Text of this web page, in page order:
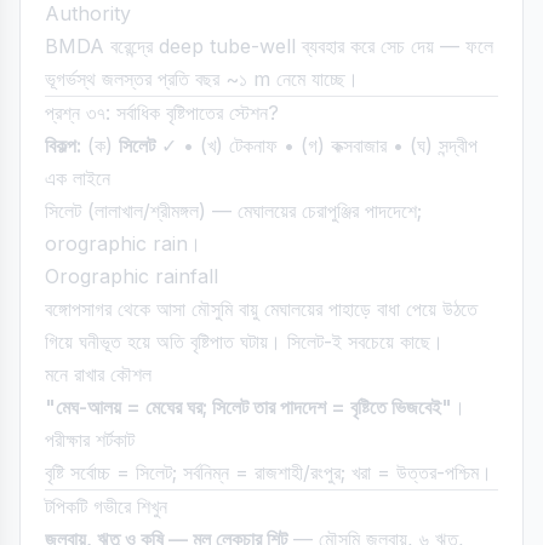
Authority
BMDA বরেন্দ্রে deep tube-well ব্যবহার করে সেচ দেয় — ফলে
ভূগর্ভস্থ জলস্তর প্রতি বছর ~১ m নেমে যাচ্ছে।
প্রশ্ন ৩৭: সর্বাধিক বৃষ্টিপাতের স্টেশন?
বিকল্প: (ক) সিলেট✓ • (খ) টেকনাফ • (গ) কক্সবাজার • (ঘ) সন্দ্বীপ
এক লাইনে
সিলেট (লালাখাল/শ্রীমঙ্গল) — মেঘালয়ের চেরাপুঞ্জির পাদদেশে;
orographic rain।
Orographic rainfall
বঙ্গোপসাগর থেকে আসা মৌসুমি বায়ু মেঘালয়ের পাহাড়ে বাধা পেয়ে উঠতে
গিয়ে ঘনীভূত হয়ে অতি বৃষ্টিপাত ঘটায়। সিলেট-ই সবচেয়ে কাছে।
মনে রাখার কৌশল
"মেঘ-আলয় = মেঘের ঘর; সিলেট তার পাদদেশ = বৃষ্টিতে ভিজবেই" ।
পরীক্ষার শর্টকাট
বৃষ্টি সর্বোচ্চ = সিলেট; সর্বনিম্ন = রাজশাহী/রংপুর; খরা = উত্তর-পশ্চিম।
টপিকটি গভীরে শিখুন
জলবায়ু, ঋতু ও কৃষি — মূল লেকচার শিট— মৌসুমি জলবায়ু, ৬ ঋতু,